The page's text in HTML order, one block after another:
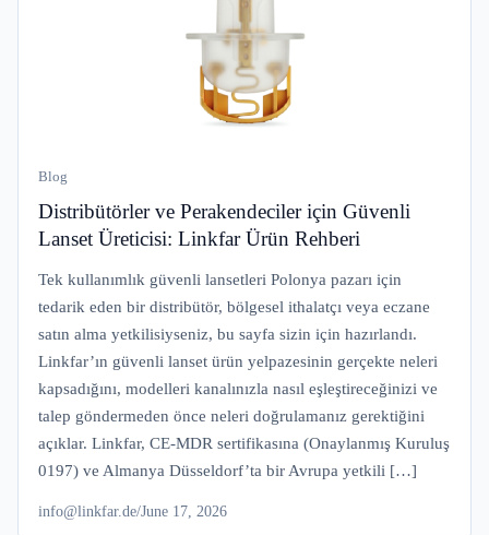
Blog
Distribütörler ve Perakendeciler için Güvenli
Lanset Üreticisi: Linkfar Ürün Rehberi
Tek kullanımlık güvenli lansetleri Polonya pazarı için
tedarik eden bir distribütör, bölgesel ithalatçı veya eczane
satın alma yetkilisiyseniz, bu sayfa sizin için hazırlandı.
Linkfar’ın güvenli lanset ürün yelpazesinin gerçekte neleri
kapsadığını, modelleri kanalınızla nasıl eşleştireceğinizi ve
talep göndermeden önce neleri doğrulamanız gerektiğini
açıklar. Linkfar, CE-MDR sertifikasına (Onaylanmış Kuruluş
0197) ve Almanya Düsseldorf’ta bir Avrupa yetkili […]
info@linkfar.de/June 17, 2026